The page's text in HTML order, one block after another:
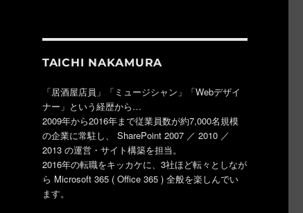
TAICHI NAKAMURA
「居酒屋店員」「ミュージシャン」「Webデザイ
ナー」という経歴から…
2009年から2016年まで従業員数が約7,000名規模
の企業に常駐し、 SharePoint 2007 ／ 2010 ／
2013 の運営・サイト構築を担当。
2016年の転職をキッカケに、3社ほど転々としなが
ら Microsoft 365 ( Office 365 ) 全般を楽しんでい
ます。